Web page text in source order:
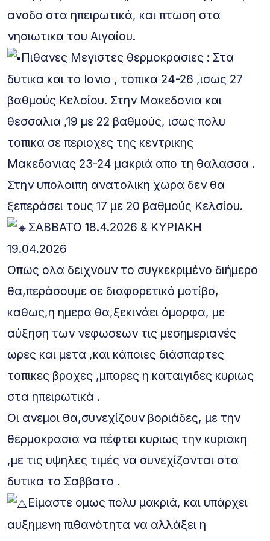
ανοδο στα ηπειρωτικά, και πτωση στα
νησιωτικα του Αιγαίου.
Πιθανες Μεγιστες θερμοκρασιες : Στα
δυτικα και το Ιονιο , τοπικα 24-26 ,ισως 27
βαθμούς Κελσίου. Στην Μακεδονια και
θεσσαλια ,19 με 22 βαθμούς, ισως πολυ
τοπικα σε περιοχες της κεντρικης
Μακεδονιας 23-24 μακριά απο τη θαλασσα .
Στην υπολοιπη ανατολικη χωρα δεν θα
ξεπεράσει τους 17 με 20 βαθμούς Κελσίου.
ΣΑΒΒΑΤΟ 18.4.2026 & ΚΥΡΙΑΚΗ
19.04.2026
Οπως ολα δειχνουν το συγκεκριμένο διήμερο
θα,περάσουμε σε διαφορετικό μοτίβο,
καθως,η ημερα θα,ξεκινάει όμορφα, με
αύξηση των νεφωσεων τις μεσημεριανές
ωρες και μετα ,και κάποιες διάσπαρτες
τοπικες βροχες ,μπορες η καταιγιδες κυριως
στα ηπειρωτικά .
Οι ανεμοι θα,συνεχίζουν βοριάδες, με την
θερμοκρασια να πέφτει κυριως την κυριακη
,με τις υψηλες τιμές να συνεχίζονται στα
δυτικα το Σαββατο .
Είμαστε ομως πολυ μακριά, και υπάρχει
αυξημενη πιθανότητα να αλλάξει η